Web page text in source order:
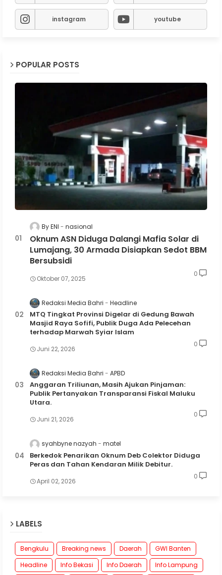
instagram youtube
POPULAR POSTS
By ENI nasional
Oknum ASN Diduga Dalangi Mafia Solar di
Lumajang, 30 Armada Disiapkan Sedot BBM
Bersubsidi
Oktober 07, 2025
0
Redaksi Media Bahri Headline
MTQ Tingkat Provinsi Digelar di Gedung Bawah
Masjid Raya Sofifi, Publik Duga Ada Pelecehan
terhadap Marwah Syiar Islam
Juni 22, 2026
0
Redaksi Media Bahri APBD
Anggaran Triliunan, Masih Ajukan Pinjaman:
Publik Pertanyakan Transparansi Fiskal Maluku
Utara.
Juni 21, 2026
0
syahbyne nazyah matel
Berkedok Penarikan Oknum Deb Colektor Diduga
Peras dan Tahan Kendaran Milik Debitur.
April 02, 2026
0
LABELS
Bengkulu Breaking news Daerah
GWI Banten
Headline
Info Bekasi Info Daerah
Info Lampung